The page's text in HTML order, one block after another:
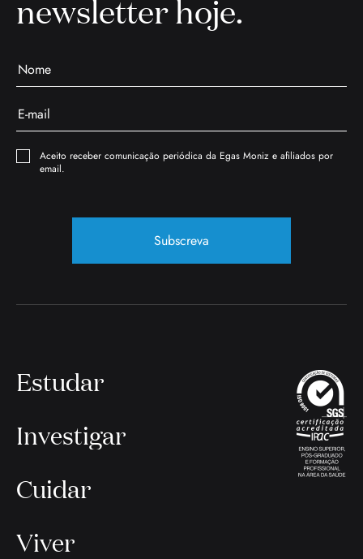
newsletter hoje.
Aceito receber comunicação periódica da Egas Moniz e afiliados por
email.
Subscreva
Estudar
Investigar
Cuidar
Viver